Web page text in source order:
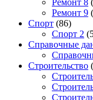
Ремонт 9
Спорт (86)
Спорт 2
Справочные
Строительство